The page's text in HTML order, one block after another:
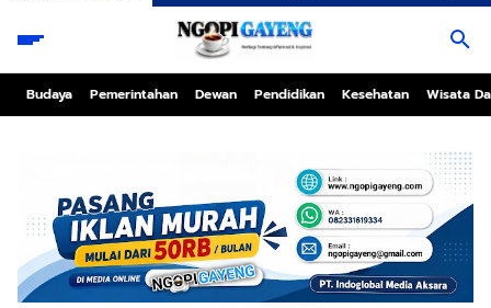
Budaya Pemerintahan Dewan Pendidikan Kesehatan Wisata